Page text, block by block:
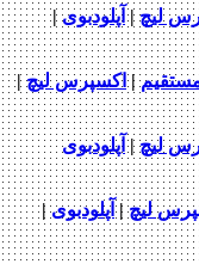
|آپلودبوی|
|اکسپرس لیچ|
|آپلودبوی
|آپلودبوی|